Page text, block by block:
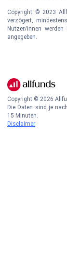
Copyright © 2023
verzögert,
Nutzer/innen
angegeben.
Copyright © 2026
Die Daten sind je
15 Minuten.
Disclaimer